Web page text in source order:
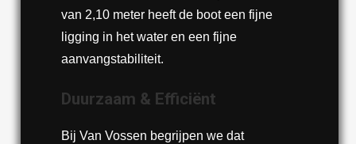
van 2,10 meter heeft de boot een fijne
ligging in het water en een fijne
aanvangstabiliteit.
Duurzaam & Efficiënt
Bij Van Vossen begrijpen we dat